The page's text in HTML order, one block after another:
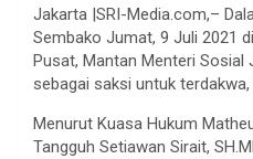
Jakarta |SRI-Media.com,–
Sembako Jumat, 9 Juli 2021
Pusat, Mantan Menteri Sosial
sebagai saksi untuk
Menurut Kuasa Hukum
Tangguh Setiawan Sirait,